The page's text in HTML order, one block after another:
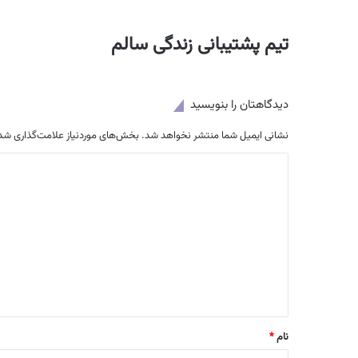
تیم پشتیبانی زندگی سالم
دیدگاهتان را بنویسید
نشانی ایمیل شما منتشر نخواهد شد. بخش‌های موردنیاز علامت‌گذاری
نام*